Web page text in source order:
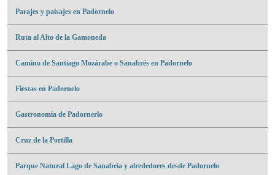
Parajes y paisajes en Padornelo
Ruta al Alto de la Gamoneda
Camino de Santiago Mozárabe o Sanabrés en Padornelo
Fiestas en Padornelo
Gastronomía de Padornerlo
Cruz de la Portilla
Parque Natural Lago de Sanabria y alrededores desde Padornelo